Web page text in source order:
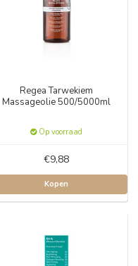
Regea Tarwekiem
Massageolie 500/5000ml
Op voorraad
€9,88
Kopen